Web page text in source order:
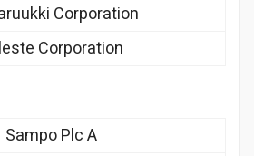
Corporation
Corporation
Sampo Plc A